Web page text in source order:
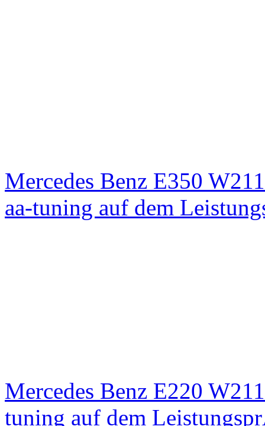
Mercedes Benz E350
aa-tuning auf dem
Mercedes Benz E220
tuning auf dem